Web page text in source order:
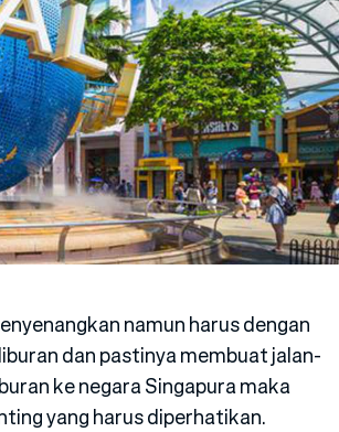
namun harus dengan
dan pastinya membuat jalan-
ke negara Singapura maka
yang harus diperhatikan.